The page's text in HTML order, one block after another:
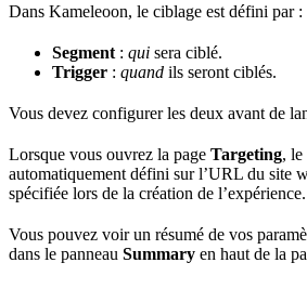
Dans Kameleoon, le ciblage est défini par :
Segment : qui sera ciblé.
Trigger : quand ils seront ciblés.
Vous devez configurer les deux avant de
Lorsque vous ouvrez la page Targeting, le
automatiquement défini sur l’URL du site
spécifiée lors de la création de l’expérience.
Vous pouvez voir un résumé de vos
dans le panneau Summary en haut de la